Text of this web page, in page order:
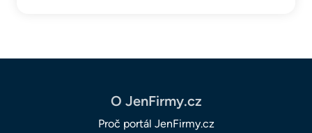
O JenFirmy.cz
Proč portál JenFirmy.cz